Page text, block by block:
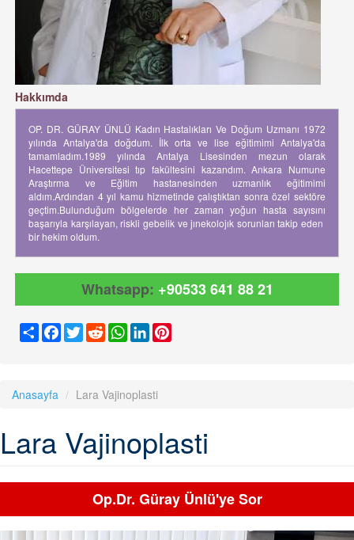
Hakkımda
OP. DR. GÜRAY ÜNLÜ Kadın Hastalıkları Ve Doğum Uzmanı 1972
yılında Antalya'da doğdum. İlk orta ve lise eğitimimi Antalya'da
tamamladım.1989 yılında Antalya Lisesinden mezun olarak
Hacettepe Üniversitesi tıp fakültesini kazandım. Ankara Numune
Araştırma ve Eğitim hastanesinden uzmanlık eğitimimi
aldım.Ardından 4 yıl kamu hizmetinde çalıştıktan sonra özel sektöre
geçtim.Bulunduğum bölgelerde her zaman yoğun hasta sayısını
başarıyla karşılayan, riskli gebelik ve jınekolojık sorunları takip eden
bir hekim oldum.
Whatsapp: +90533 641 88 21
ShareFacebook
TwitterRedditWhatsApp
LinkedIn
Anasayfa Lara Vajinoplasti
Lara Vajinoplasti
Op.Dr. Güray Ünlü'ye Sor